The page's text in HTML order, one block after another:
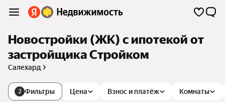
Новостройки (ЖК) с ипотекой от
застройщика Стройком
Салехард
2 Фильтры Цена Взнос и платёж Комнаты